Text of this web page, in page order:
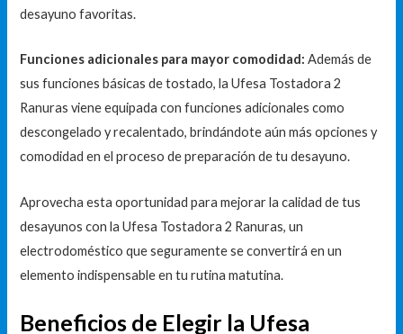
desayuno favoritas.
Funciones adicionales para mayor comodidad: Además de
sus funciones básicas de tostado, la Ufesa Tostadora 2
Ranuras viene equipada con funciones adicionales como
descongelado y recalentado, brindándote aún más opciones y
comodidad en el proceso de preparación de tu desayuno.
Aprovecha esta oportunidad para mejorar la calidad de tus
desayunos con la Ufesa Tostadora 2 Ranuras, un
electrodoméstico que seguramente se convertirá en un
elemento indispensable en tu rutina matutina.
Beneficios de Elegir la Ufesa